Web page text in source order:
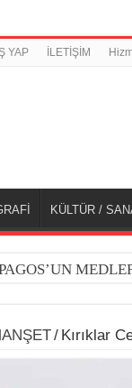
YAP İLETİŞİM
KÜLTÜR /
/ Kırıklar